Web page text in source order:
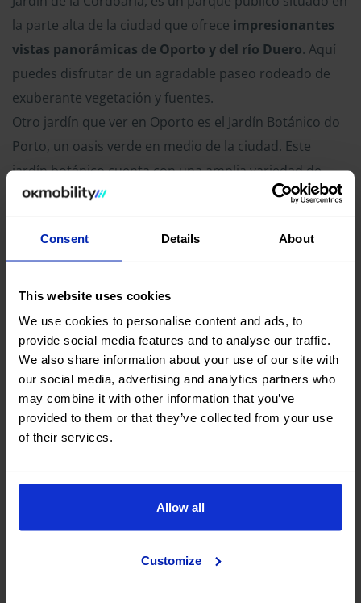
Consent Details About
This website uses cookies
We use cookies to personalise content and ads, to
provide social media features and to analyse our traffic.
We also share information about your use of our site with
our social media, advertising and analytics partners who
may combine it with other information that you’ve
provided to them or that they’ve collected from your use
of their services.
Allow all
Customize
la parte alta de la ciudad que ofrece impresionantes
vistas panorámicas de Oporto y del río Duero. Aquí
puedes disfrutar de un agradable paseo rodeado de
exuberante vegetación y fuentes.
Otro jardín que ver en Oporto es el Jardín Botánico do
Porto, un oasis verde en medio de la ciudad. Este
jardín botánico cuenta con una amplia variedad de
plantas de la región atlántica y mediterránea. Además,
para relajarse y disfrutar de la naturaleza.
Día 3: Cruza los puentes y visita
las bodegas de Vila Nova de
Gaia